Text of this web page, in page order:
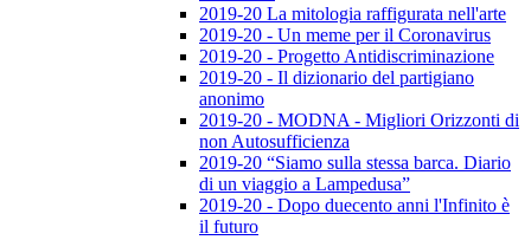
2019-20 La mitologia raffigurata nell'arte
2019-20 - Un meme per il Coronavirus
2019-20 - Progetto Antidiscriminazione
2019-20 - Il dizionario del partigiano
anonimo
2019-20 - MODNA - Migliori Orizzonti di
non Autosufficienza
2019-20 “Siamo sulla stessa barca. Diario
di un viaggio a Lampedusa”
2019-20 - Dopo duecento anni l'Infinito è
il futuro